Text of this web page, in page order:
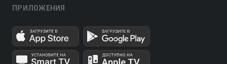
ПРИЛОЖЕНИЯ